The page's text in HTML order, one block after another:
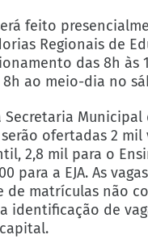
feito
Regionais de
das 8h às
ao meio-dia no
Secretaria Municipal
serão ofertadas 2 mil
2,8 mil para o
para a EJA. As
de matrículas não
identificação de